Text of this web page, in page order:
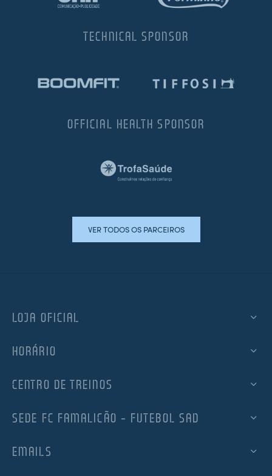
TECHNICAL SPONSOR
OFFICIAL HEALTH SPONSOR
VER TODOS OS PARCEIROS
LOJA OFICIAL
HORÁRIO
CENTRO DE TREINOS
SEDE FC FAMALICÃO – FUTEBOL SAD
EMAILS